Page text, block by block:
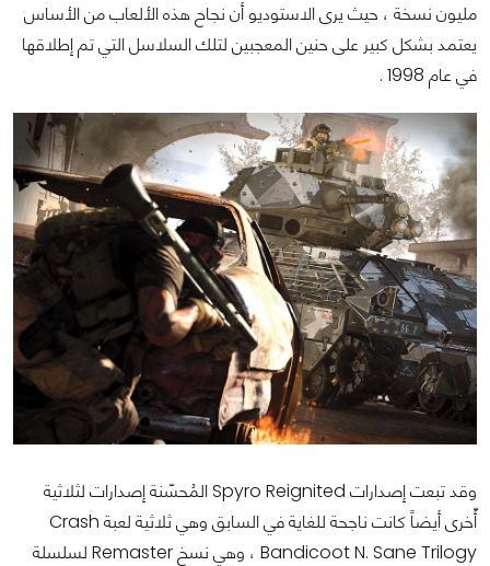
مليون نسخة ، حيث يرى الاستوديو أن نجاح هذه الألعاب من الأساس
يعتمد بشكل كبير على حنين المعجبين لتلك السلاسل التي تم إطلاقها
في عام 1998 .
وقد تبعت إصدارات Spyro Reignited المُحسّنة إصدارات لثلاثية
أّخرى أيضاً كانت ناجحة للغاية في السابق وهي ثلاثية لعبة Crash
Bandicoot N. Sane Trilogy ، وهي نسخ Remaster لسلسلة